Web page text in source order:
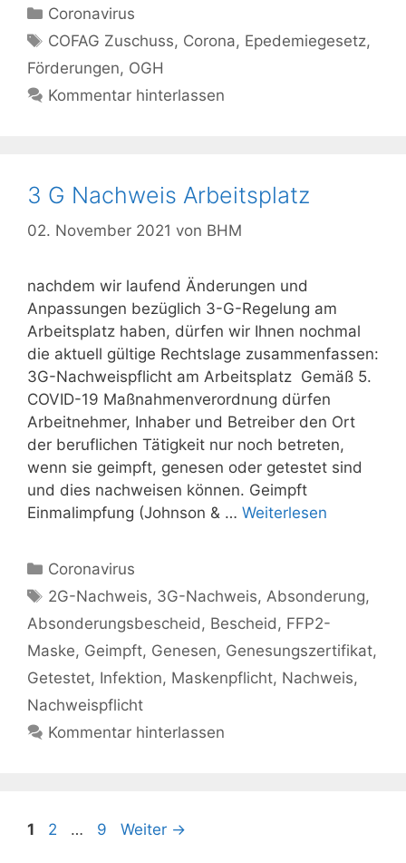
Kategorien
Coronavirus
Schlagwörter
COFAG Zuschuss, Corona, Epedemiegesetz,
Förderungen, OGH
Kommentar hinterlassen
3 G Nachweis Arbeitsplatz
02. November 2021 von BHM
nachdem wir laufend Änderungen und
Anpassungen bezüglich 3-G-Regelung am
Arbeitsplatz haben, dürfen wir Ihnen nochmal
die aktuell gültige Rechtslage zusammenfassen:
3G-Nachweispflicht am Arbeitsplatz Gemäß 5.
COVID-19 Maßnahmenverordnung dürfen
Arbeitnehmer, Inhaber und Betreiber den Ort
der beruflichen Tätigkeit nur noch betreten,
wenn sie geimpft, genesen oder getestet sind
und dies nachweisen können. Geimpft
Einmalimpfung (Johnson & … Weiterlesen
Kategorien
Coronavirus
Schlagwörter
2G-Nachweis, 3G-Nachweis, Absonderung,
Absonderungsbescheid , Bescheid , FFP2-
Maske, Geimpft, Genesen, Genesungszertifikat,
Getestet, Infektion, Maskenpflicht, Nachweis,
Nachweispflicht
Kommentar hinterlassen
Seite
1 Seite
2 … Seite
9 Weiter →